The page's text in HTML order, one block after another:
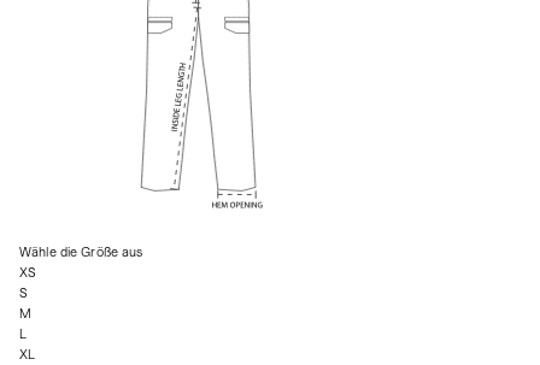
Wähle die Größe aus
XS
S
M
L
XL